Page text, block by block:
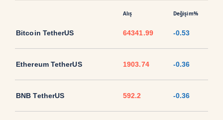
Alış Değişim%
Bitcoin TetherUS 64341.99 -0.53
Ethereum TetherUS 1903.74 -0.36
BNB TetherUS 592.2 -0.36